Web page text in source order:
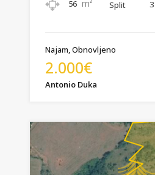
56 m² Split 3
Najam, Obnovljeno
2.000€
Antonio Duka